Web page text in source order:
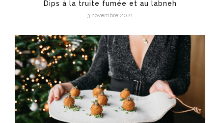
Dips à la truite fumée et au labneh
3 novembre 2021